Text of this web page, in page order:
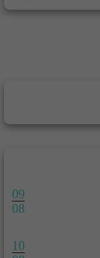
09
08
10